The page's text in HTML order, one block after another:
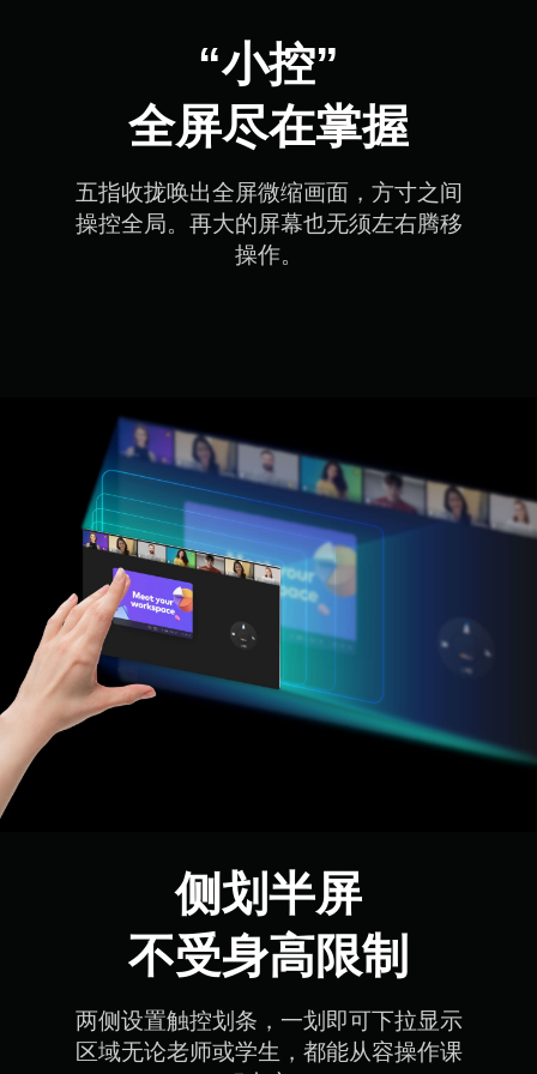
“小控”
全屏尽在掌握
五指收拢唤出全屏微缩画面，方寸之间
操控全局。再大的屏幕也无须左右腾移
操作。
侧划半屏
不受身高限制
两侧设置触控划条，一划即可下拉显示
区域无论老师或学生，都能从容操作课